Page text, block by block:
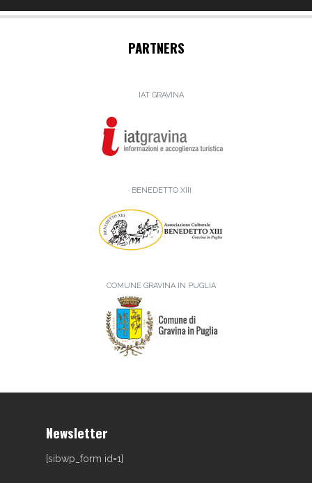
PARTNERS
IAT GRAVINA
BENEDETTO XIII
COMUNE GRAVINA IN PUGLIA
Newsletter
[sibwp_form id=1]